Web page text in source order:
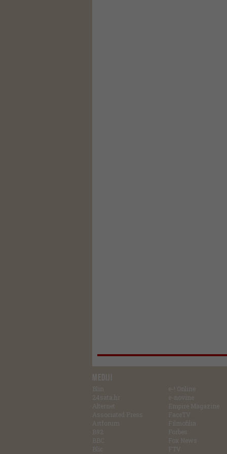
MEDIJI
Blin
24sata.hr
Alternet
Associated Press
Artforum
B92
BBC
Blic
e-! Online
e-novine
Empire Magazine
FaceTV
Filmofilia
Forbes
Fox News
FTV